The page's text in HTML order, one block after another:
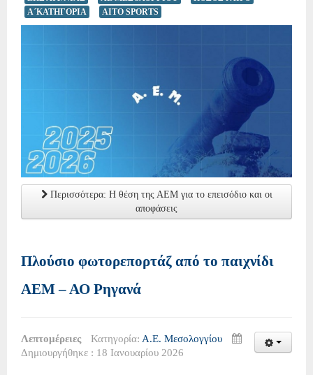
Α΄ΚΑΤΗΓΟΡΙΑ
AITO SPORTS
Περισσότερα: Η θέση της ΑΕΜ για το επεισόδιο και οι
αποφάσεις
Πλούσιο φωτορεπορτάζ από το παιχνίδι
ΑΕΜ – ΑΟ Ρηγανά
Λεπτομέρειες Κατηγορία: Α.Ε. Μεσολογγίου
Δημιουργήθηκε : 18 Ιανουαρίου 2026